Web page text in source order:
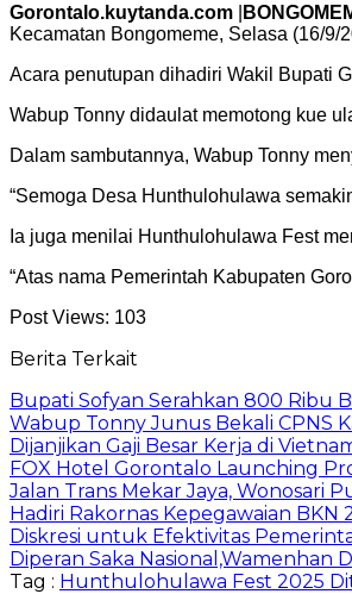
Gorontalo.kuytanda.com
Kecamatan Bongomeme, Selasa (16/9/
Acara penutupan dihadiri Wakil Bupati
Wabup Tonny didaulat memotong kue
Dalam sambutannya, Wabup Tonny
“Semoga Desa Hunthulohulawa
Ia juga menilai Hunthulohulawa Fest
“Atas nama Pemerintah Kabupaten
Post Views: 103
Berita Terkait
Bupati Sofyan Serahkan 800 Ribu
Wabup Tonny Junus Bekali CPNS
Dijanjikan Gaji Besar Kerja di
‎FOX Hotel Gorontalo Launching
Jalan Trans Mekar Jaya, Wonosari
Hadiri Rakornas Kepegawaian
Diskresi untuk Efektivitas
Diperan Saka Nasional,Wamenhan
Tag : Hunthulohulawa Fest 2025